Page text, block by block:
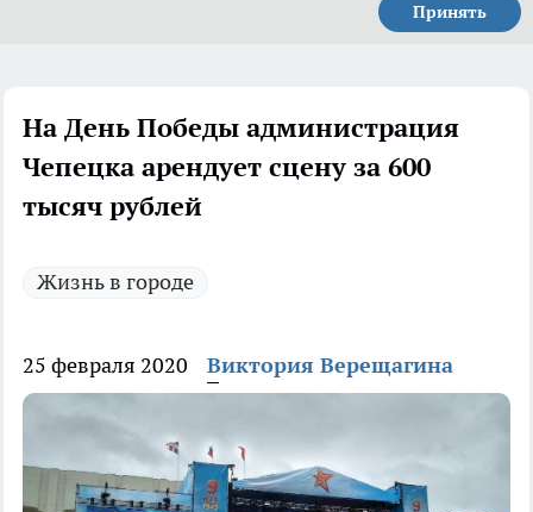
Принять
На День Победы администрация
Чепецка арендует сцену за 600
тысяч рублей
Жизнь в городе
25 февраля 2020 Виктория Верещагина